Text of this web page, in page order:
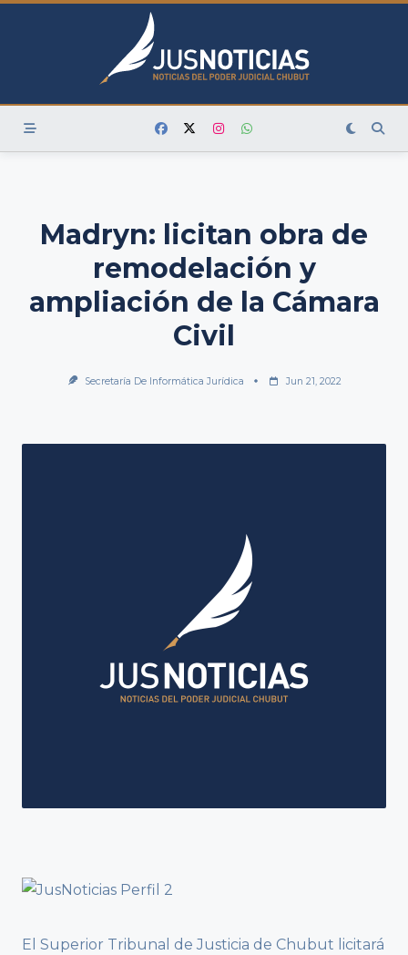
Skip
Madryn: licitan obra de
remodelación y
ampliación de la Cámara
Civil
Secretaría De Informática Jurídica Jun 21, 2022
El Superior Tribunal de Justicia de Chubut licitará